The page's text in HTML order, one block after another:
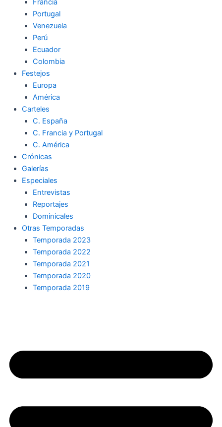
Francia
Portugal
Venezuela
Perú
Ecuador
Colombia
Festejos
Europa
América
Carteles
C. España
C. Francia y Portugal
C. América
Crónicas
Galerías
Especiales
Entrevistas
Reportajes
Dominicales
Otras Temporadas
Temporada 2023
Temporada 2022
Temporada 2021
Temporada 2020
Temporada 2019